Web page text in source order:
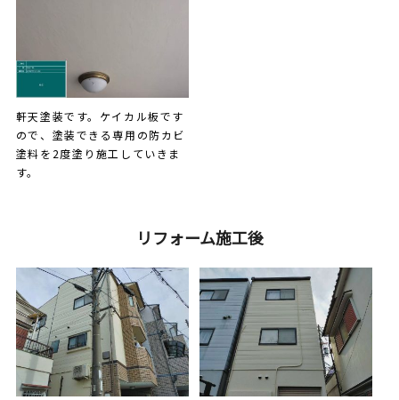
軒天塗装です。ケイカル板です
ので、塗装できる専用の防カビ
塗料を2度塗り施工していきま
す。
リフォーム施工後